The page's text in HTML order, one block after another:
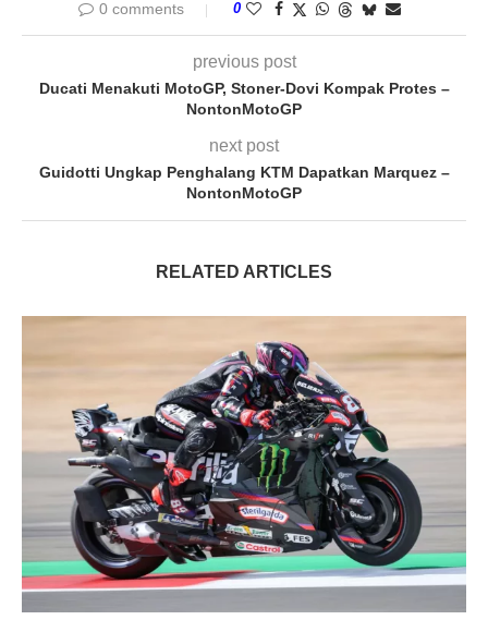
0 comments 0
previous post
Ducati Menakuti MotoGP, Stoner-Dovi Kompak Protes –
NontonMotoGP
next post
Guidotti Ungkap Penghalang KTM Dapatkan Marquez –
NontonMotoGP
RELATED ARTICLES